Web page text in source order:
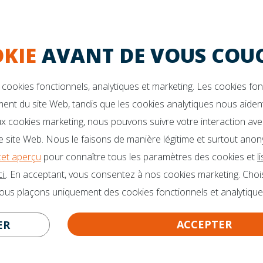
AVANT DE VOUS
fonctionnels, analytiques et marketing. Les cookies
du site Web, tandis que les cookies analytiques nous
cookies marketing, nous pouvons suivre votre interaction
site Web. Nous le faisons de manière légitime et surtout
aperçu pour connaître tous les paramètres des cookies et
. En acceptant, vous consentez à nos cookies marketing.
plaçons uniquement des cookies fonctionnels et
ACCEPTER
DES QUESTIONS?
413-243050
Des brochures